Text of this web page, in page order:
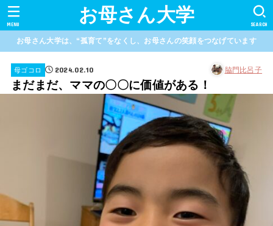
お母さん大学 SEARCH
MENU
お母さん大学は、“孤育て”をなくし、お母さんの笑顔をつなげています
母ゴコロ 2024.02.10 脇門比呂子
まだまだ、ママの〇〇に価値がある！